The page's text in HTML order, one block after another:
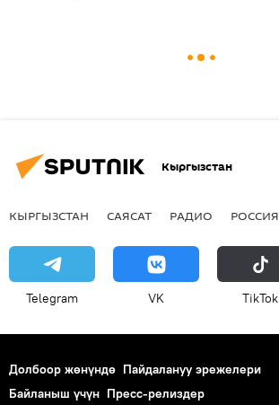
Кыргызстан
КЫРГЫЗСТАН САЯСАТ РАДИО РОССИЯ
Telegram VK ТikТоk
Долбоор жөнүндө Пайдалануу эрежелери
Байланыш үчүн Пресс-релиздер